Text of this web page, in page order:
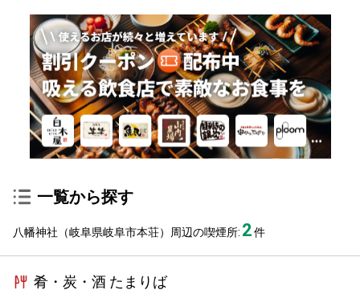
一覧から探す
八幡神社（岐阜県岐阜市本荘）周辺の喫煙所: 2件
肴・炭・酒 たまりば